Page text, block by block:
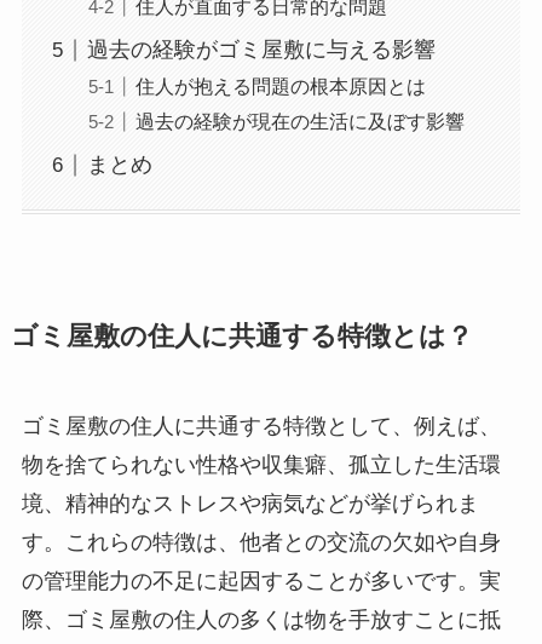
住人が直面する日常的な問題
過去の経験がゴミ屋敷に与える影響
住人が抱える問題の根本原因とは
過去の経験が現在の生活に及ぼす影響
まとめ
ゴミ屋敷の住人に共通する特徴とは？
ゴミ屋敷の住人に共通する特徴として、例えば、
物を捨てられない性格や収集癖、孤立した生活環
境、精神的なストレスや病気などが挙げられま
す。これらの特徴は、他者との交流の欠如や自身
の管理能力の不足に起因することが多いです。実
際、ゴミ屋敷の住人の多くは物を手放すことに抵